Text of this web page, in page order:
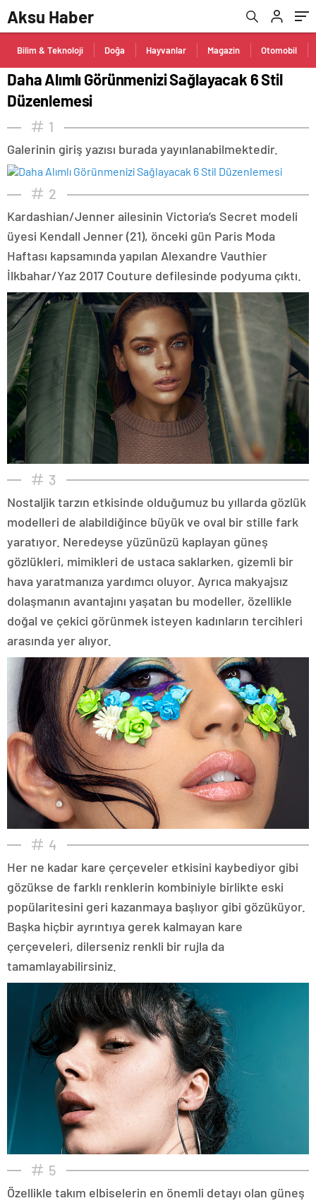
Aksu Haber
Bilim & Teknoloji Doğa Hayvanlar Magazin Otomobil
Daha Alımlı Görünmenizi Sağlayacak 6 Stil
Düzenlemesi
1
Galerinin giriş yazısı burada yayınlanabilmektedir.
2
Kardashian/Jenner ailesinin Victoria’s Secret modeli
üyesi Kendall Jenner (21), önceki gün Paris Moda
Haftası kapsamında yapılan Alexandre Vauthier
İlkbahar/Yaz 2017 Couture defilesinde podyuma çıktı.
3
Nostaljik tarzın etkisinde olduğumuz bu yıllarda gözlük
modelleri de alabildiğince büyük ve oval bir stille fark
yaratıyor. Neredeyse yüzünüzü kaplayan güneş
gözlükleri, mimikleri de ustaca saklarken, gizemli bir
hava yaratmanıza yardımcı oluyor. Ayrıca makyajsız
dolaşmanın avantajını yaşatan bu modeller, özellikle
doğal ve çekici görünmek isteyen kadınların tercihleri
arasında yer alıyor.
4
Her ne kadar kare çerçeveler etkisini kaybediyor gibi
gözükse de farklı renklerin kombiniyle birlikte eski
popülaritesini geri kazanmaya başlıyor gibi gözüküyor.
Başka hiçbir ayrıntıya gerek kalmayan kare
çerçeveleri, dilerseniz renkli bir rujla da
tamamlayabilirsiniz.
5
Özellikle takım elbiselerin en önemli detayı olan güneş